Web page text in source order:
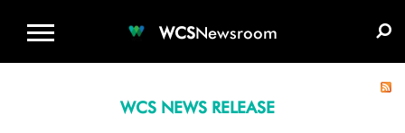
WCSNewsroom
WCS NEWS RELEASE